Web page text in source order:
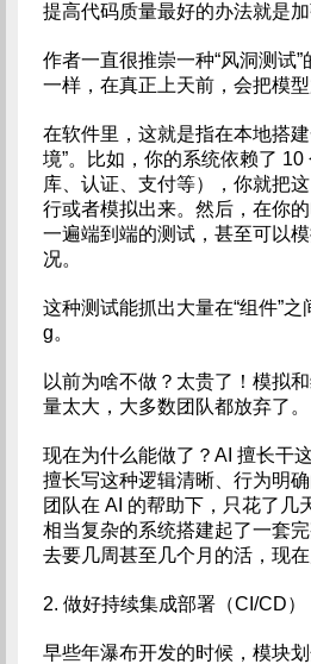
提高代码质量最好的办法就是加
作者一直很推崇一种“风洞测试
一样，在真正上天前，会把模型
在软件里，这就是指在本地搭
境”。比如，你的系统依赖了
库、认证、支付等），你就把
行或者模拟出来。然后，在你
一遍端到端的测试，甚至可以
况。
这种测试能抓出大量在“组件”
g。
以前为啥不做？太贵了！模拟
量太大，大多数团队都放弃了。
现在为什么能做了？AI 擅长干
擅长写这种逻辑清晰、行为明
团队在 AI 的帮助下，只花了几
相当复杂的系统搭建起了一套完
去要几周甚至几个月的活，现在
2. 做好持续集成部署（CI/CD）
早些年瀑布开发的时候，模块